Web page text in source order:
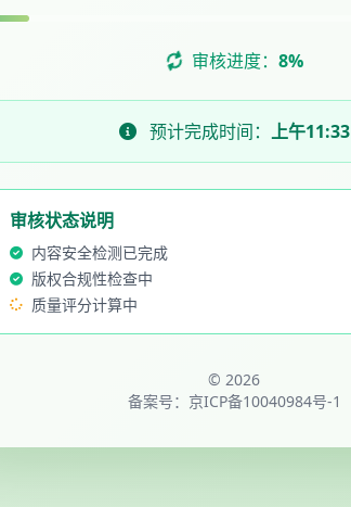
审核进度： 8%
预计完成时间： 上午11:33
审核状态说明
内容安全检测已完成
版权合规性检查中
质量评分计算中
© 2026
备案号： 京ICP备10040984号-1